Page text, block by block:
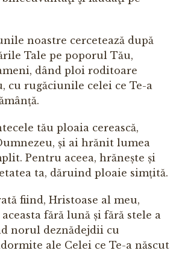
noastre cercetează după
Tale pe poporul Tău,
dând ploi roditoare
cu rugăciunile celei ce Te-a
tău ploaia cerească,
și ai hrănit lumea
Pentru aceea, hrănește și
ta, dăruind ploaie simțită.
fiind, Hristoase al meu,
fără lună și fără stele a
norul deznădejdii cu
ale Celei ce Te-a născut